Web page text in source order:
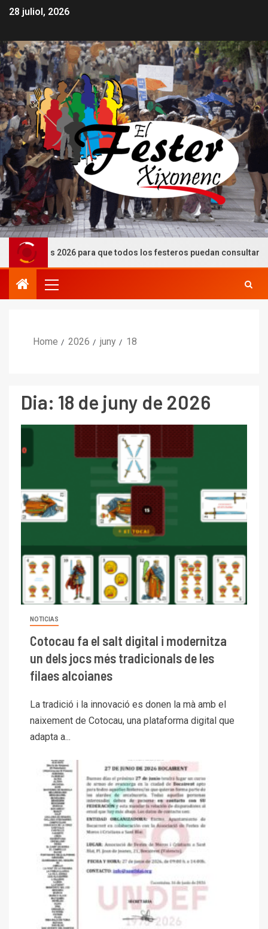
28 juliol, 2026
2026 para que todos los festeros puedan consultarlas
Home 2026 juny 18
Dia: 18 de juny de 2026
NOTICIAS
Cotocau fa el salt digital i modernitza
un dels jocs més tradicionals de les
filaes alcoianes
La tradició i la innovació es donen la mà amb el
naixement de Cotocau, una plataforma digital que
adapta a...